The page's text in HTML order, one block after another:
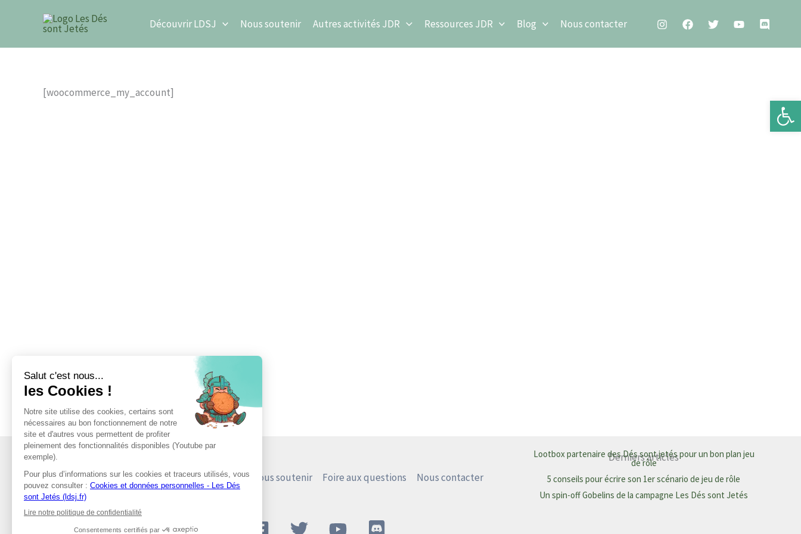
contenu
Découvrir LDSJ Nous soutenir Autres activités JDR Ressources JDR Blog Nous contacter
[woocommerce_my_account]
Découvrir LDSJ Nos autres activités JDR Nous soutenir Foire aux questions Nous contacter
Derniers articles
Lootbox partenaire des Dés sont jetés pour un bon plan jeu
de rôle
5 conseils pour écrire son 1er scénario de jeu de rôle
Un spin-off Gobelins de la campagne Les Dés sont Jetés